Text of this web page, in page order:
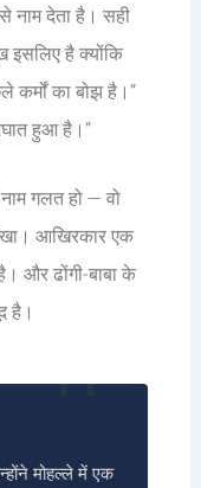
नाम देता है। सही
इसलिए है क्योंकि
कर्मों का बोझ है।”
हुआ है।”
गलत हो — वो
आखिरकार एक
और ढोंगी-बाबा के
है।
मोहल्ले में एक